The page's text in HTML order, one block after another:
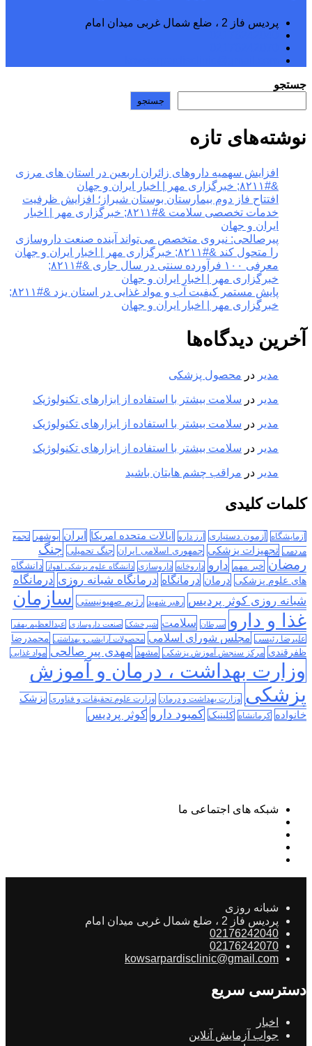
پردیس فاز 2 ، ضلع شمال غربی میدان امام
جستجو
جستجو
نوشته‌های تازه
افزایش سهمیه داروهای زائران اربعین در استان های مرزی
&#۸۲۱۱; خبرگزاری مهر | اخبار ایران و جهان
افتتاح فاز دوم بیمارستان بوستان شیراز؛ افزایش ظرفیت
خدمات تخصصی سلامت &#۸۲۱۱; خبرگزاری مهر | اخبار
ایران و جهان
پیرصالحی: نیروی متخصص می‌تواند آینده صنعت داروسازی
را متحول کند &#۸۲۱۱; خبرگزاری مهر | اخبار ایران و جهان
معرفی ۱۰۰ فرآورده سنتی در سال جاری &#۸۲۱۱;
خبرگزاری مهر | اخبار ایران و جهان
پایش مستمر کیفیت آب و مواد غذایی در استان یزد &#۸۲۱۱;
خبرگزاری مهر | اخبار ایران و جهان
آخرین دیدگاه‌ها
مدیر در محصول پزشکی
مدیر در سلامت بیشتر با استفاده از ابزارهای تکنولوژیک
مدیر در سلامت بیشتر با استفاده از ابزارهای تکنولوژیک
مدیر در سلامت بیشتر با استفاده از ابزارهای تکنولوژیک
مدیر در مراقب چشم هایتان باشید
کلمات کلیدی
آزمایشگاه آزمون دستیاری ارز دارو ایالات متحده امریکا ایران بوشهر
تجمع
مردمی تجهیزات پزشکی جمهوری اسلامی ایران جنگ تحمیلی جنگ
رمضان خبر مهم دارو داروخانه داروسازی دانشگاه علوم پزشکی اهواز
دانشگاه
های علوم پزشکی درمان درمانگاه درمانگاه شبانه روزی درمانگاه
شبانه روزی کوثر پردیس رهبر شهید رژیم صهیونیستی سازمان
غذا و دارو
سرطان سلامت شیرخشک صنعت داروسازی عبدالعظیم بهفر
علیرضا رئیسی مجلس شورای اسلامی محصولات آرایشی و بهداشتی محمدرضا
ظفرقندی مرکز سنجش آموزش پزشکی مشهد مهدی پیر صالحی مواد غذایی
وزارت بهداشت ، درمان و آموزش
پزشکی وزارت بهداشت و درمان وزارت علوم تحقیقات و فناوری پزشک
خانواده کرمانشاه کلینیک کمبود دارو کوثر پردیس
شبکه های اجتماعی ما
شبانه روزی
پردیس فاز 2 ، ضلع شمال غربی میدان امام
02176242040
02176242070
kowsarpardisclinic@gmail.com
دسترسی سریع
اخبار
جواب آزمایش آنلاین